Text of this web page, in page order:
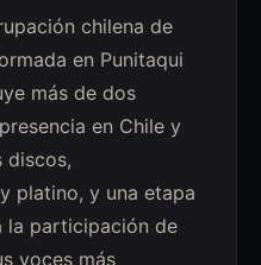
chilena de
en Punitaqui
más de dos
en Chile y
discos,
platino, y una etapa
la participación de
voces más